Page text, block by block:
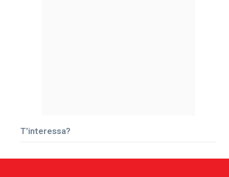
T’interessa?